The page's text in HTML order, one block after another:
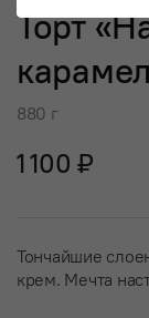
Торт
880 г
1 100 ₽
Тончайшие
крем. Мечта